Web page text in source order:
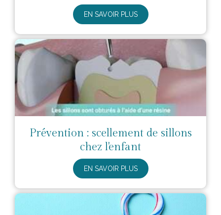
EN SAVOIR PLUS
Prévention : scellement de sillons
chez l'enfant
EN SAVOIR PLUS